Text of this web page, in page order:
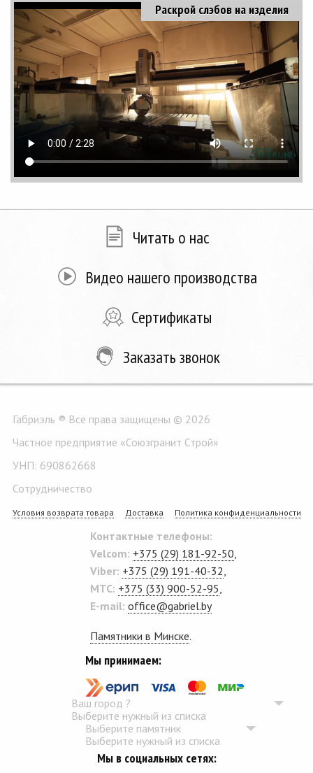
Раскрой слэбов на изделия
Читать о нас
Видео нашего производства
Сертификаты
Заказать звонок
Габриэль ® Все права защищены © 2026
Частное предприятие «Союзгранит Строй»
УНП: 690862668
Сотрудничество
Условия возврата товара Доставка Политика конфиденциальности
Контактные телефоны:
Velcom: +375 (29) 181-92-50
Viber: +375 (29) 191-40-32
MTC: +375 (33) 900-52-95
E-mail: office@gabriel.by
Памятники в Минске.
Мы принимаем:
Ваш город ?
Выберите нужный из списка
Выберите памятник
Выберите нужный из списка
Мы в социальных сетях: